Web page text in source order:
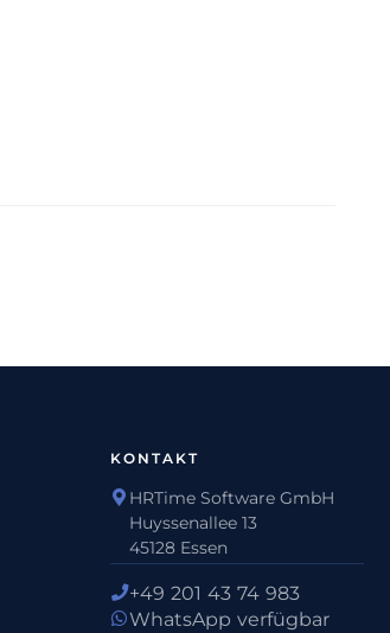
KONTAKT
HRTime Software GmbH
Huyssenallee 13
45128 Essen
+49 201 43 74 983
WhatsApp verfügbar